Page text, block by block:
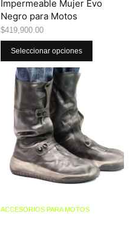
Impermeable Mujer Evo
Negro para Motos
$419,900.00
Seleccionar opciones
ACCESORIOS PARA MOTOS